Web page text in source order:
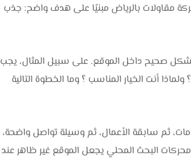
مقاولات بالرياض مبنيًا على هدف واضح: جذب
بشكل صحيح داخل الموقع. على سبيل المثال، يجب
أنت الخيار المناسب ؟ وما الخطوة التالية
ثم سابقة الأعمال، ثم وسيلة تواصل واضحة،
البحث المحلي يجعل الموقع غير ظاهر عند